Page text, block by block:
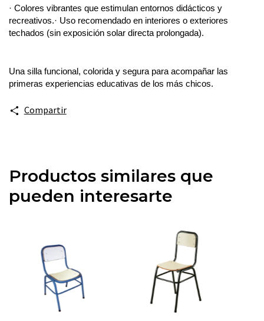
· Colores vibrantes que estimulan entornos didácticos y
recreativos.· Uso recomendado en interiores o exteriores
techados (sin exposición solar directa prolongada).
Una silla funcional, colorida y segura para acompañar las
primeras experiencias educativas de los más chicos.
Compartir
Productos similares que
pueden interesarte